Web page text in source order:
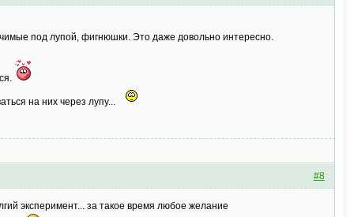
под лупой, фигнюшки. Это даже довольно интересно.
на них через лупу...
#8
эксперимент... за такое время любое желание